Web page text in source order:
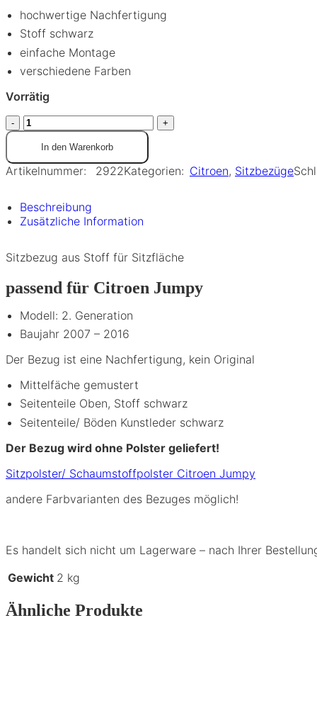
hochwertige Nachfertigung
Stoff schwarz
einfache Montage
verschiedene Farben
Vorrätig
In den Warenkorb
Artikelnummer: 2922Kategorien: Citroen, Sitzbezüge
Beschreibung
Zusätzliche Information
Sitzbezug aus Stoff für Sitzfläche
passend für Citroen Jumpy
Modell: 2. Generation
Baujahr 2007 – 2016
Der Bezug ist eine Nachfertigung, kein Original
Mittelfäche gemustert
Seitenteile Oben, Stoff schwarz
Seitenteile/ Böden Kunstleder schwarz
Der Bezug wird ohne Polster geliefert!
Sitzpolster/ Schaumstoffpolster Citroen Jumpy
andere Farbvarianten des Bezuges möglich!
Es handelt sich nicht um Lagerware – nach Ihrer
Gewicht 2 kg
Ähnliche Produkte